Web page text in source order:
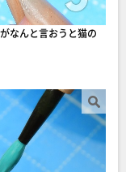
なんと言おうと猫の